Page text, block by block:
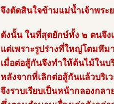
จึงตัดสินใจข้ามแม่น้ำเจ้าพร
ดังนั้น ในที่สุดยักษ์ทั้ง ๒ ตนจึง
แต่เพราะรูปร่างที่ใหญ่โตมหึ
เมื่อต่อสู้กันจึงทำให้ต้นไม้ใน
หลังจากที่เลิกต่อสู้กันแล้วบริ
จึงราบเรียบเป็นหน้ากลองกล